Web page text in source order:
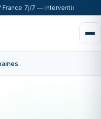
France 7j/7 — intervention sous